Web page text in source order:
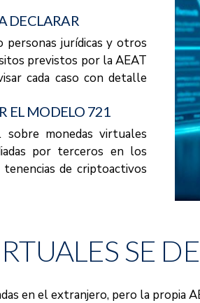
DECLARAR
personas jurídicas y otros
previstos por la AEAT
cada caso con detalle
EL MODELO 721
monedas virtuales
por terceros en los
de criptoactivos
SE
en el extranjero, pero la propia